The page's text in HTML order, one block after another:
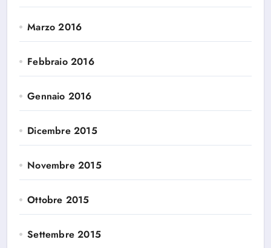
Marzo 2016
Febbraio 2016
Gennaio 2016
Dicembre 2015
Novembre 2015
Ottobre 2015
Settembre 2015